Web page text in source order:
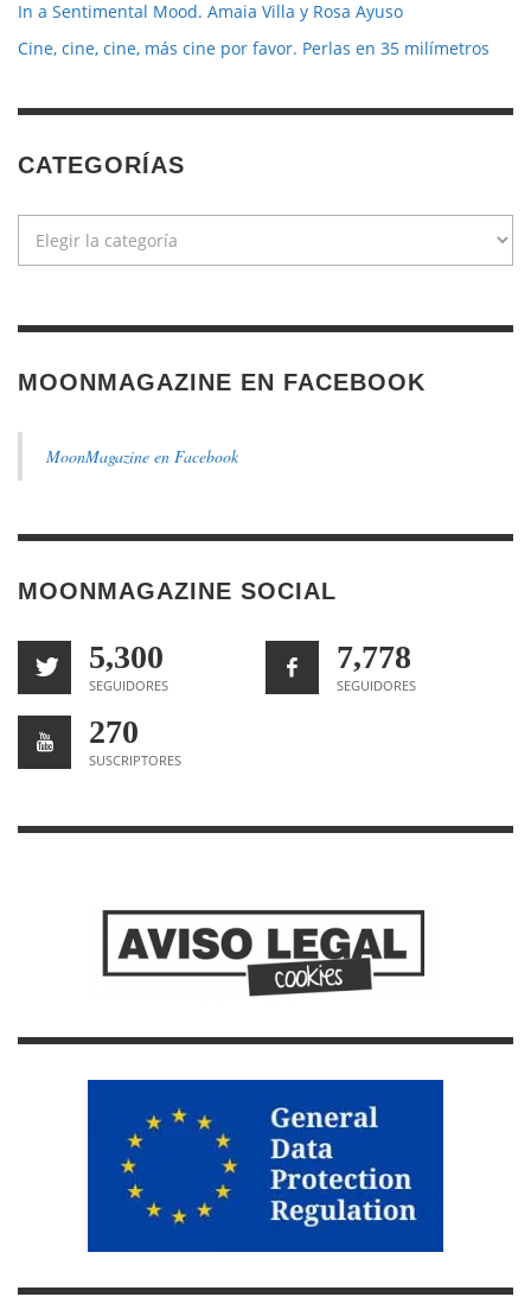
In a Sentimental Mood. Amaia Villa y Rosa Ayuso
Cine, cine, cine, más cine por favor. Perlas en 35 milímetros
CATEGORÍAS
MOONMAGAZINE EN FACEBOOK
MoonMagazine en Facebook
MOONMAGAZINE SOCIAL
5,300
SEGUIDORES
7,778
SEGUIDORES
270
SUSCRIPTORES